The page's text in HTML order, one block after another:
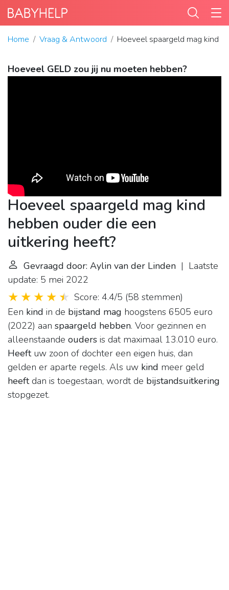
Home Vraag & Antwoord Hoeveel spaargeld mag kind
Hoeveel GELD zou jij nu moeten hebben?
Hoeveel spaargeld mag kind
hebben ouder die een
uitkering heeft?
Gevraagd door: Aylin van der Linden | Laatste
update: 5 mei 2022
Score: 4.4/5 (58 stemmen)
Een kind in de bijstand mag hoogstens 6505 euro
(2022) aan spaargeld hebben. Voor gezinnen en
alleenstaande ouders is dat maximaal 13.010 euro.
Heeftuw zoon of dochter een eigen huis, dan
gelden er aparte regels. Als uw kind meer geld
heeftdan is toegestaan, wordt de bijstandsuitkering
stopgezet.